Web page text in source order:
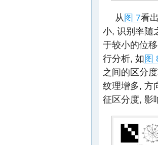
从图 7看
小, 识别率随
于较小的位
行分析, 如图
之间的区分
纹理增多, 方
征区分度, 影